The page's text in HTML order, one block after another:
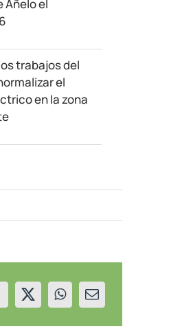
Añelo el
trabajos del
el
en la zona